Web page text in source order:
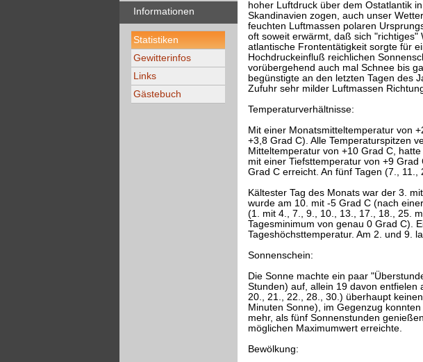
Informationen
Statistiken
Gewitterinfos
Links
Gästebuch
hoher Luftdruck über dem Ostatlantik
Skandinavien zogen, auch unser
feuchten Luftmassen polaren
oft soweit erwärmt, daß sich
atlantische Frontentätigkeit sorgte für
Hochdruckeinfluß reichlichen
vorübergehend auch mal Schnee bis
begünstigte an den letzten Tagen des
Zufuhr sehr milder Luftmassen
Temperaturverhältnisse:
Mit einer Monatsmitteltemperatur von
+3,8 Grad C). Alle Temperaturspitzen
Mitteltemperatur von +10 Grad C,
mit einer Tiefsttemperatur von +9
Grad C erreicht. An fünf Tagen (7.,
Kältester Tag des Monats war der 3.
wurde am 10. mit -5 Grad C (nach
(1. mit 4., 7., 9., 10., 13., 17., 18., 25.
Tagesminimum von genau 0 Grad C).
Tageshöchsttemperatur. Am 2. und 9.
Sonnenschein:
Die Sonne machte ein paar
Stunden) auf, allein 19 davon entfielen
20., 21., 22., 28., 30.) überhaupt
Minuten Sonne), im Gegenzug
mehr, als fünf Sonnenstunden
möglichen Maximumwert erreichte.
Bewölkung: